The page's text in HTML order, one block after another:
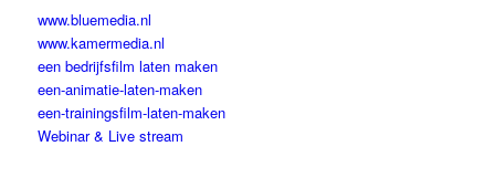
www.bluemedia.nl
www.kamermedia.nl
een bedrijfsfilm laten maken
een-animatie-laten-maken
een-trainingsfilm-laten-maken
Webinar & Live stream